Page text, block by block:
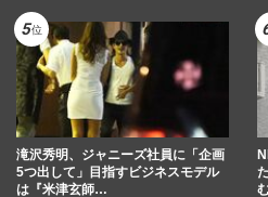
滝沢秀明、ジャニーズ社員に「企画
5つ出して」目指すビジネスモデル
は『米津玄師…